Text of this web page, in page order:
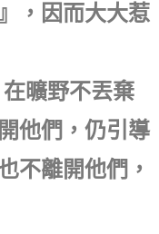
，因而大大惹
曠野不丟棄
他們，仍引導
不離開他們，